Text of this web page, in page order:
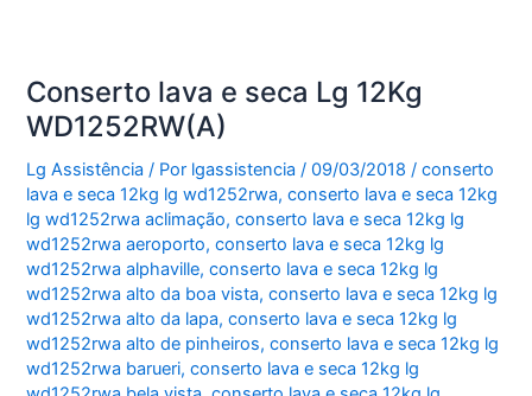
Conserto lava e seca Lg 12Kg
WD1252RW(A)
Lg Assistência / Por lgassistencia/09/03/2018 /conserto
lava e seca 12kg lg wd1252rwa,conserto lava e seca 12kg
lg wd1252rwa aclimação,conserto lava e seca 12kg lg
wd1252rwa aeroporto,conserto lava e seca 12kg lg
wd1252rwa alphaville,conserto lava e seca 12kg lg
wd1252rwa alto da boa vista,conserto lava e seca 12kg lg
wd1252rwa alto da lapa,conserto lava e seca 12kg lg
wd1252rwa alto de pinheiros,conserto lava e seca 12kg lg
wd1252rwa barueri,conserto lava e seca 12kg lg